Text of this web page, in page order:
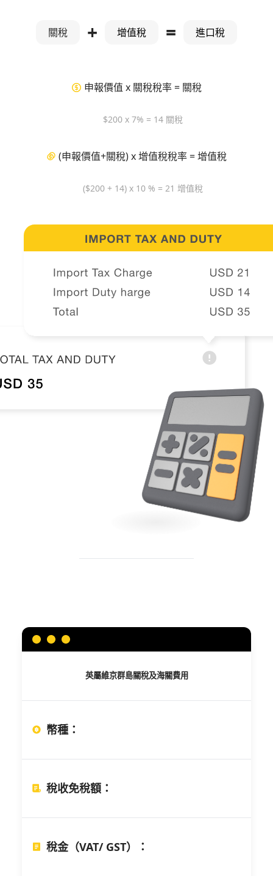
關稅 + 增值稅 = 進口稅
申報價值 x 關稅稅率 = 關稅
$200 x 7% = 14 關稅
(申報價值+關稅) x 增值稅稅率 = 增值稅
($200 + 14) x 10 % = 21 增值稅
英屬維京群島關稅及海關費用
幣種 ：
稅收免稅額 ：
稅金（VAT/ GST） ：